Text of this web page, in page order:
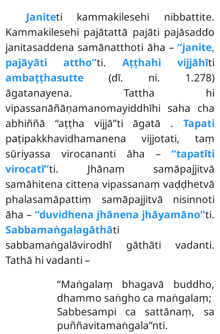
Janiteti kammakilesehi nibbattite.
Kammakilesehi pajātattā pajāti pajāsaddo
janitasaddena samānatthoti āha – ‘‘janite,
pajāyāti attho’’ti. Aṭṭhahi vijjāhīti
ambaṭṭhasutte (dī. ni. 1.278)
āgatanayena. Tattha hi
vipassanāñāṇamanomayiddhīhi saha cha
abhiññā ‘‘aṭṭha vijjā’’ti āgatā . Tapati
paṭipakkhavidhamanena vijjotati, taṃ
sūriyassa virocananti āha – ‘‘tapatīti
virocatī’’ti. Jhānaṃ samāpajjitvā
samāhitena cittena vipassanaṃ vaḍḍhetvā
phalasamāpattiṃ samāpajjitvā nisinnoti
āha – ‘‘duvidhena jhānena jhāyamāno’’ti.
Sabbamaṅgalagāthāti
sabbamaṅgalāvirodhī gāthāti vadanti.
Tathā hi vadanti –
‘‘Maṅgalaṃ bhagavā buddho,
dhammo saṅgho ca maṅgalaṃ;
Sabbesampi ca sattānaṃ, sa
puññavitamaṅgala’’nti.